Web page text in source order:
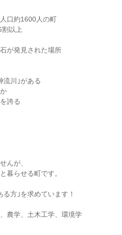
口約1600人の町
割以上
が発見された場所
流川｣がある
誇る
んが、
暮らせる町です。
る方｣を求めています！
農学、土木工学、環境学